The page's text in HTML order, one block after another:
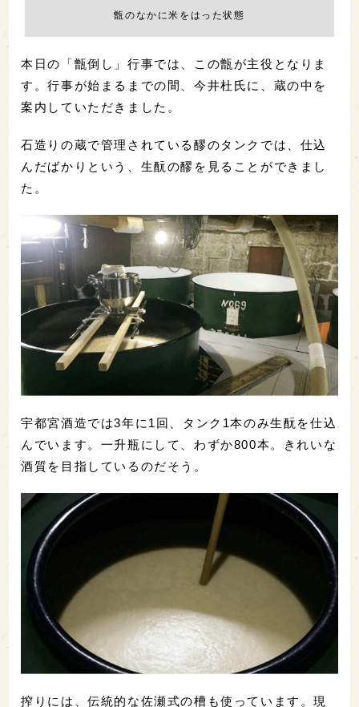
甑のなかに米をはった状態
本日の「甑倒し」行事では、この甑が主役となりま
す。行事が始まるまでの間、今井杜氏に、蔵の中を
案内していただきました。
石造りの蔵で管理されている醪のタンクでは、仕込
んだばかりという、生酛の醪を見ることができまし
た。
宇都宮酒造では3年に1回、タンク1本のみ生酛を仕込
んでいます。一升瓶にして、わずか800本。きれいな
酒質を目指しているのだそう。
搾りには、伝統的な佐瀬式の槽も使っています。現